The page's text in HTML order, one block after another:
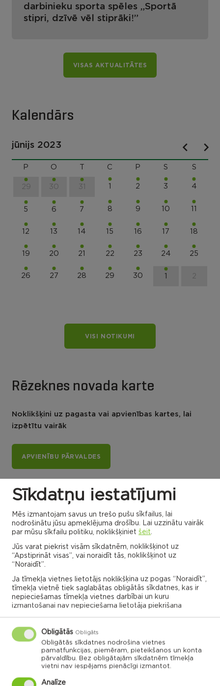
darbinieku sporta spēles „Sportā
stipri, dzīvē vēl stiprāki!”
VISAS AKTUALITĀTES
Kalendārs
jūnijs 2023
P O C P S S
29 30 31 1 2 3 4
5 6 7 8 9 10 11
12 13 14 15 16 17 18
19 20 21 22 23 24 25
26 27 28 29 30 1 2
VISI NOTIKUMI
Rēzeknes novada karte
Noklikšķini uz pagasta vai apvienības kartes, lai
izpētītu vairāk
APVIENĪBU PĀRVALDES
Dricānu apvienības
pārvalde
Nautrēnu apvienības
pārvalde
Nagļu pagasts
Rikavas
pagasts
Kantinieku
pagasts
Gaigalavas
pagasts
Dricānu
pagasts
Nautrēnu
pagasts
Ilzeskalna
pagasts
Audriņu
pagasts
Lendžu
Bērzgales
pagasts
pagasts
Ozolaines
pagasts
Čornajas
pagasts
Stoļerovas
pagasts
Sokolku
Viļānu pagasts
Dekšāres
pagasts
Viļāni
Sīkdatņu iestatījumi
Mēs izmantojam savus un trešo pušu sīkfailus, lai
nodrošinātu jūsu apmeklējuma drošību. Lai uzzinātu vairāk
par mūsu sīkfailu politiku, noklikšķiniet šeit.
Jūs varat piekrist visām sīkdatnēm, noklikšķinot uz
“Apstiprināt visas”, vai noraidīt tās, noklikšķinot uz
“Noraidīt”.
Ja tīmekļa vietnes lietotājs noklikšķina uz pogas “Noraidīt”,
tīmekļa vietnē tiek saglabātas obligātās sīkdatnes, kas ir
nepieciešamas tīmekļa vietnes darbībai un kuru
izmantošanai nav nepieciešama lietotāja piekrišana
Obligātās Obligāts
Obligātās sīkdatnes nodrošina vietnes
pamatfunkcijas, piemēram, pieteikšanos un konta
pārvaldību. Bez obligātajām sīkdatnēm tīmekļa
vietni nav iespējams pienācīgi izmantot.
Analīze